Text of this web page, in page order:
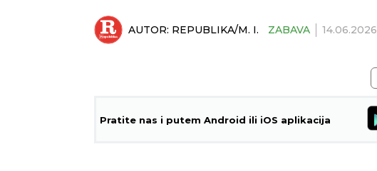
AUTOR: REPUBLIKA/M. I. ZABAVA 14.06.2026
Pratite nas i putem Android ili iOS aplikacija